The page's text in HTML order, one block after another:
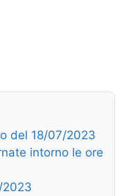
del 18/07/2023
intorno le ore
2023